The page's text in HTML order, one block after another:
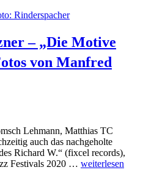
– „Die Motive
von Manfred
Lehmann, Matthias TC
auch das nachgeholte
Richard W.“ (fixcel records),
Festivals 2020 … weiterlesen